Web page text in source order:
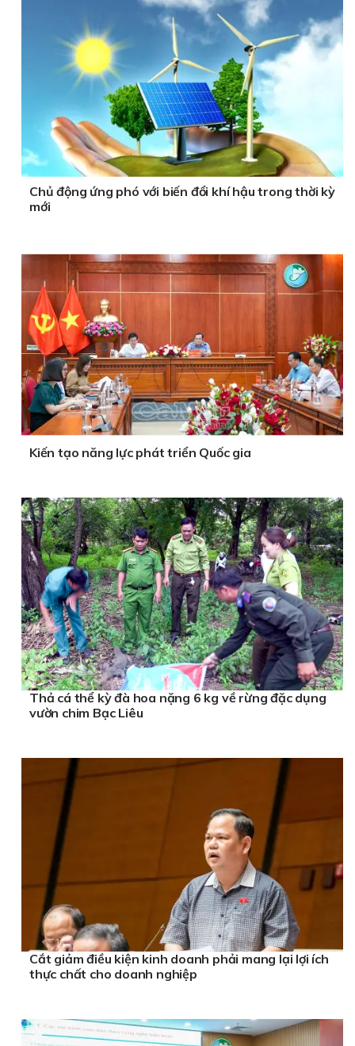
Chủ động ứng phó với biến đổi khí hậu trong thời kỳ
mới
Kiến tạo năng lực phát triển Quốc gia
Thả cá thể kỳ đà hoa nặng 6 kg về rừng đặc dụng
vườn chim Bạc Liêu
Cắt giảm điều kiện kinh doanh phải mang lại lợi ích
thực chất cho doanh nghiệp